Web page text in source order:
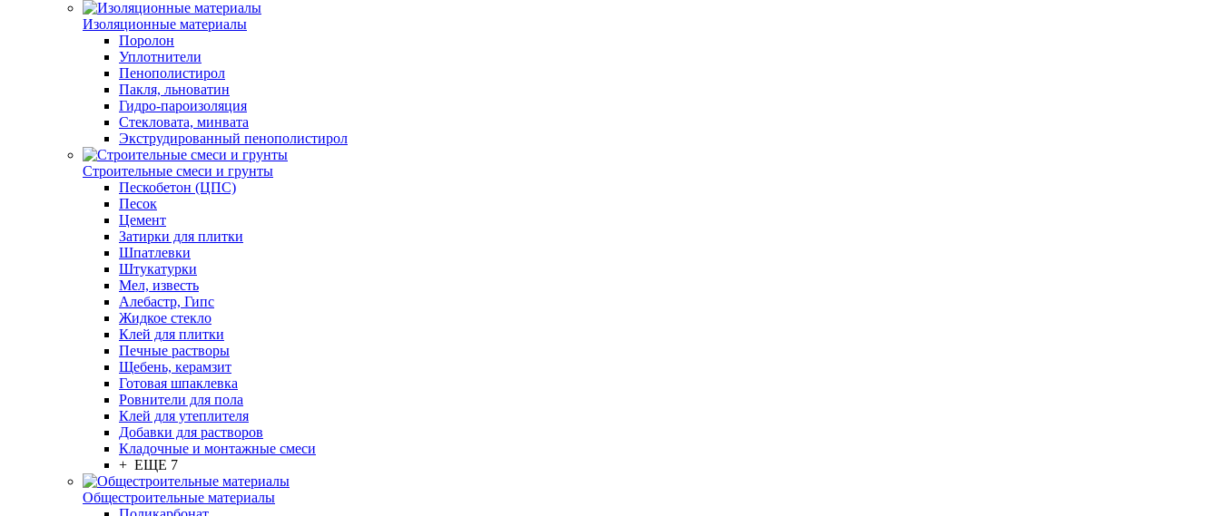
Изоляционные материалы
Поролон
Уплотнители
Пенополистирол
Пакля, льноватин
Гидро-пароизоляция
Стекловата, минвата
Экструдированный пенополистирол
Строительные смеси и грунты
Пескобетон (ЦПС)
Песок
Цемент
Затирки для плитки
Шпатлевки
Штукатурки
Мел, известь
Алебастр, Гипс
Жидкое стекло
Клей для плитки
Печные растворы
Щебень, керамзит
Готовая шпаклевка
Ровнители для пола
Клей для утеплителя
Добавки для растворов
Кладочные и монтажные смеси
+ ЕЩЕ 7
Общестроительные материалы